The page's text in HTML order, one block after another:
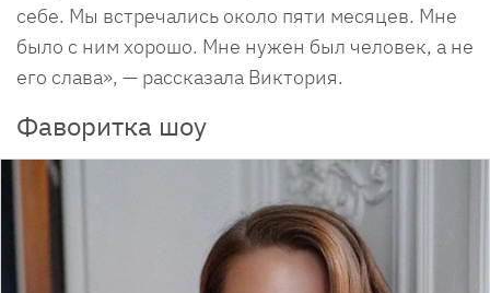
себе. Мы встречались около пяти месяцев. Мне
было с ним хорошо. Мне нужен был человек, а не
его слава», — рассказала Виктория.
Фаворитка шоу